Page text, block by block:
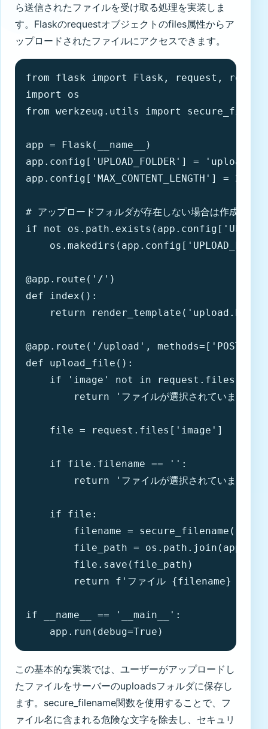
ら送信されたファイルを受け取る処理を実装しま
す。Flaskのrequestオブジェクトのfiles属性からア
ップロードされたファイルにアクセスできます。
from flask import Flask, request,
import os
from werkzeug.utils import
app = Flask(__name__)
app.config['UPLOAD_FOLDER'] = 'uploads'
app.config['MAX_CONTENT_LENGTH'] = 2 *
# アップロードフォルダが存在しない場合は作成
if not
@app.route('/')
def index():
return
@app.route('/upload', methods=['POST'])
def upload_file():
    if 'image' not in request.files:
        return 'ファイルが選択されていません'
    file = request.files['image']
    if file.filename == '':
        return 'ファイルが選択されていません'
    if file:
filename =
file_path =
        file.save(file_path)
return f'ファイル {filename} のアッ
if __name__ == '__main__':
    app.run(debug=True)
この基本的な実装では、ユーザーがアップロードし
たファイルをサーバーのuploadsフォルダに保存し
ます。secure_filename関数を使用することで、フ
ァイル名に含まれる危険な文字を除去し、セキュリ